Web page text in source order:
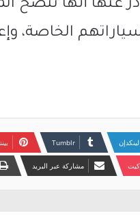
أنها تنصح
الخاصة،
لينكدإن
مشاركة عبر البريد